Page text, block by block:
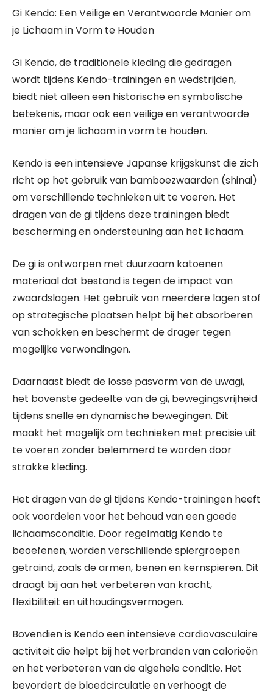
Gi Kendo: Een Veilige en Verantwoorde Manier om
je Lichaam in Vorm te Houden
Gi Kendo, de traditionele kleding die gedragen
wordt tijdens Kendo-trainingen en wedstrijden,
biedt niet alleen een historische en symbolische
betekenis, maar ook een veilige en verantwoorde
manier om je lichaam in vorm te houden.
Kendo is een intensieve Japanse krijgskunst die zich
richt op het gebruik van bamboezwaarden (shinai)
om verschillende technieken uit te voeren. Het
dragen van de gi tijdens deze trainingen biedt
bescherming en ondersteuning aan het lichaam.
De gi is ontworpen met duurzaam katoenen
materiaal dat bestand is tegen de impact van
zwaardslagen. Het gebruik van meerdere lagen stof
op strategische plaatsen helpt bij het absorberen
van schokken en beschermt de drager tegen
mogelijke verwondingen.
Daarnaast biedt de losse pasvorm van de uwagi,
het bovenste gedeelte van de gi, bewegingsvrijheid
tijdens snelle en dynamische bewegingen. Dit
maakt het mogelijk om technieken met precisie uit
te voeren zonder belemmerd te worden door
strakke kleding.
Het dragen van de gi tijdens Kendo-trainingen heeft
ook voordelen voor het behoud van een goede
lichaamsconditie. Door regelmatig Kendo te
beoefenen, worden verschillende spiergroepen
getraind, zoals de armen, benen en kernspieren. Dit
draagt bij aan het verbeteren van kracht,
flexibiliteit en uithoudingsvermogen.
Bovendien is Kendo een intensieve cardiovasculaire
activiteit die helpt bij het verbranden van calorieën
en het verbeteren van de algehele conditie. Het
bevordert de bloedcirculatie en verhoogt de